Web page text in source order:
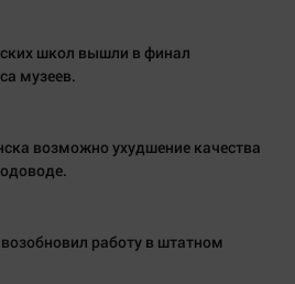
школ вышли в финал
музеев.
возможно ухудшение качества
работу в штатном